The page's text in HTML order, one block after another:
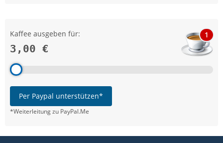
Kaffee ausgeben für:
3,00 €
1
Per Paypal unterstützen*
*Weiterleitung zu PayPal.Me